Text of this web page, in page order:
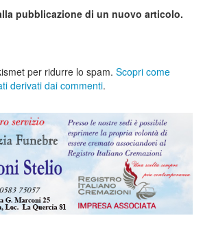
pubblicazione di un nuovo articolo.
per ridurre lo spam. Scopri come
derivati dai commenti.